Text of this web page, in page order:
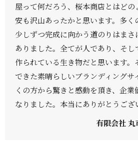
屋って何だろう、桜本商店とはど
安も沢山あったかと思います。多く
少しずつ完成に向かう道のりはまさ
ありました。全てが人であり、そ
作られている生き物だと思います
できた素晴らしいブランディングサ
くの方から驚きと感動を頂き、企業
なりました。本当にありがとうござ
有限会社